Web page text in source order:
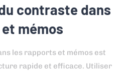
contraste dans
mémos
les rapports et mémos est
rapide et efficace. Utiliser